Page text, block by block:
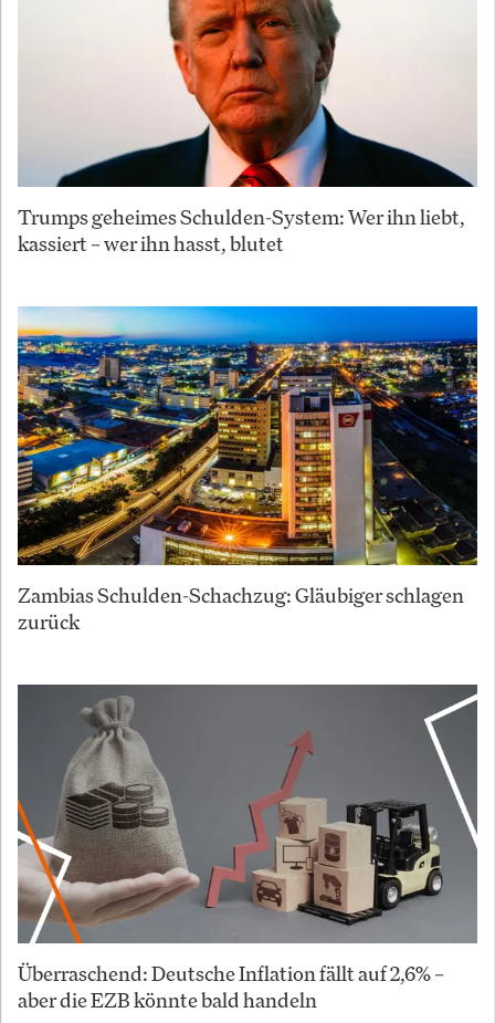
Trumps geheimes Schulden-System: Wer ihn liebt,
kassiert – wer ihn hasst, blutet
Zambias Schulden-Schachzug: Gläubiger schlagen
zurück
Überraschend: Deutsche Inflation fällt auf 2,6% –
aber die EZB könnte bald handeln